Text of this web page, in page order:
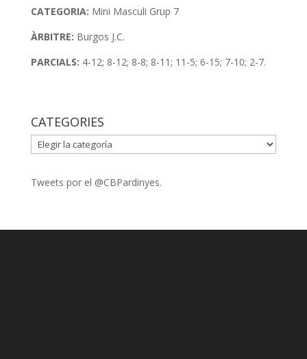
CATEGORIA: Mini Masculi Grup 7
ÀRBITRE: Burgos J.C.
PARCIALS: 4-12; 8-12; 8-8; 8-11; 11-5; 6-15; 7-10; 2-7.
CATEGORIES
CATEGORIES
Tweets por el @CBPardinyes.